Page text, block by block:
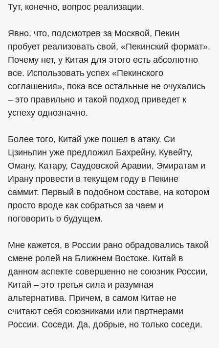
Тут, конечно, вопрос реализации.
Явно, что, подсмотрев за Москвой, Пекин
пробует реализовать свой, «Пекинский формат».
Почему нет, у Китая для этого есть абсолютно
все. Использовать успех «Пекинского
соглашения», пока все остальные не очухались
– это правильно и такой подход приведет к
успеху однозначно.
Более того, Китай уже пошел в атаку. Си
Цзиньпин уже предложил Бахрейну, Кувейту,
Оману, Катару, Саудовской Аравии, Эмиратам и
Ирану провести в текущем году в Пекине
саммит. Первый в подобном составе, на котором
просто вроде как собраться за чаем и
поговорить о будущем.
Мне кажется, в России рано обрадовались такой
смене ролей на Ближнем Востоке. Китай в
данном аспекте совершенно не союзник России,
Китай – это третья сила и разумная
альтернатива. Причем, в самом Китае не
считают себя союзниками или партнерами
России. Соседи. Да, добрые, но только соседи.